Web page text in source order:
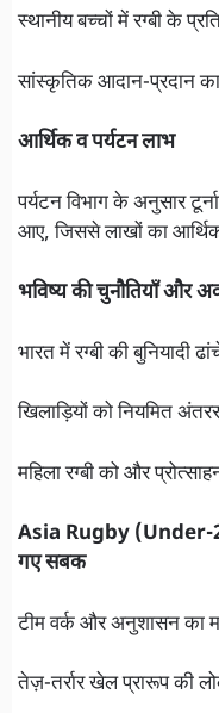
स्थानीय बच्चों में रग्बी के
सांस्कृतिक आदान-प्रदान
आर्थिक व पर्यटन लाभ
पर्यटन विभाग के अनुसार
आए, जिससे लाखों का
भविष्य की चुनौतियाँ और
भारत में रग्बी की बुनियादी
खिलाड़ियों को नियमित
महिला रग्बी को और
Asia Rugby
गए सबक
टीम वर्क और अनुशासन का
तेज़-तर्रार खेल प्रारूप की